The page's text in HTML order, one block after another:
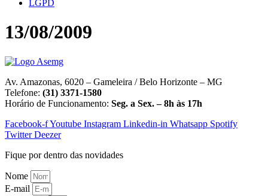
LGPD
13/08/2009
Av. Amazonas, 6020 – Gameleira / Belo Horizonte – MG
Telefone: (31) 3371-1580
Horário de Funcionamento: Seg. a Sex. – 8h às 17h
Facebook-fYoutube Instagram Linkedin-in Whatsapp Spotify
Twitter Deezer
Fique por dentro das novidades
Nome
E-mail